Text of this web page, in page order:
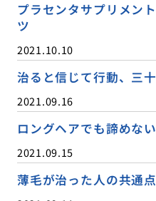
プラセンタサプリメン
ツ
2021.10.10
治ると信じて行動、三
2021.09.16
ロングヘアでも諦めな
2021.09.15
薄毛が治った人の共通